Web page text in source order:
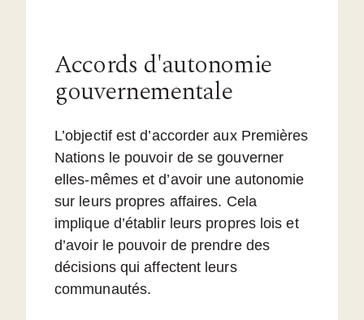
Accords d'autonomie
gouvernementale
L’objectif est d’accorder aux Premières
Nations le pouvoir de se gouverner
elles-mêmes et d’avoir une autonomie
sur leurs propres affaires. Cela
implique d’établir leurs propres lois et
d’avoir le pouvoir de prendre des
décisions qui affectent leurs
communautés.